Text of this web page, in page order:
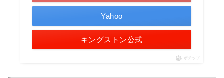
Yahoo
キングストン公式
ポチップ